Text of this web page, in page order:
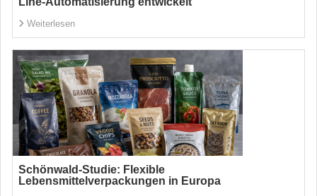
Weiterlesen
Schönwald-Studie: Flexible
Lebensmittelverpackungen in Europa